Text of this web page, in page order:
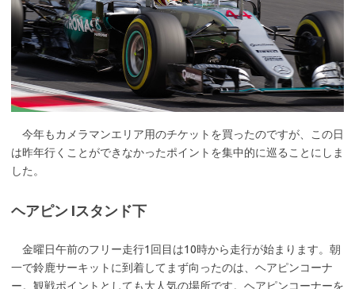
今年もカメラマンエリア用のチケットを買ったのですが、この日
は昨年行くことができなかったポイントを集中的に巡ることにしま
した。
ヘアピン Iスタンド下
金曜日午前のフリー走行1回目は10時から走行が始まります。朝
一で鈴鹿サーキットに到着してまず向ったのは、ヘアピンコーナ
ー。観戦ポイントとしても大人気の場所です。ヘアピンコーナーを